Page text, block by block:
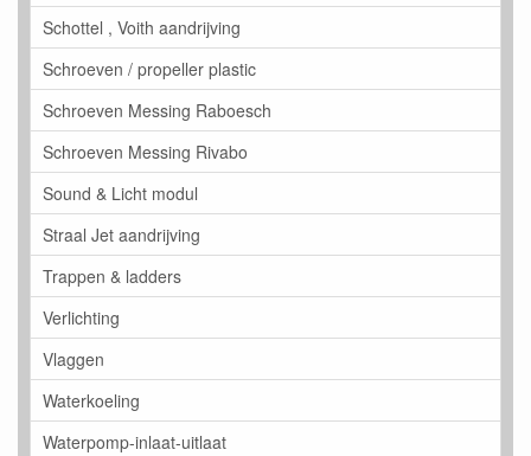
Schottel , Voith aandrijving
Schroeven / propeller plastic
Schroeven Messing Raboesch
Schroeven Messing Rivabo
Sound & Licht modul
Straal Jet aandrijving
Trappen & ladders
Verlichting
Vlaggen
Waterkoeling
Waterpomp-inlaat-uitlaat